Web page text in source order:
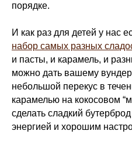
порядке.
И как раз для детей у нас
набор самых разных
и пасты, и карамель, и
можно дать вашему
небольшой перекус в
карамелью на кокосовом
сделать сладкий
энергией и хорошим